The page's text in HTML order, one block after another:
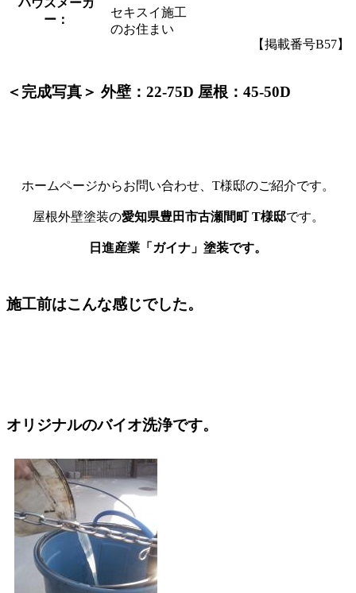
ー：
セキスイ施工
のお住まい
【掲載番号B57】
＜完成写真＞ 外壁：22-75D 屋根：45-50D
ホームページからお問い合わせ、T様邸のご紹介です。
屋根外壁塗装の愛知県豊田市古瀬間町 T様邸です。
日進産業「ガイナ」塗装です。
施工前はこんな感じでした。
オリジナルのバイオ洗浄です。